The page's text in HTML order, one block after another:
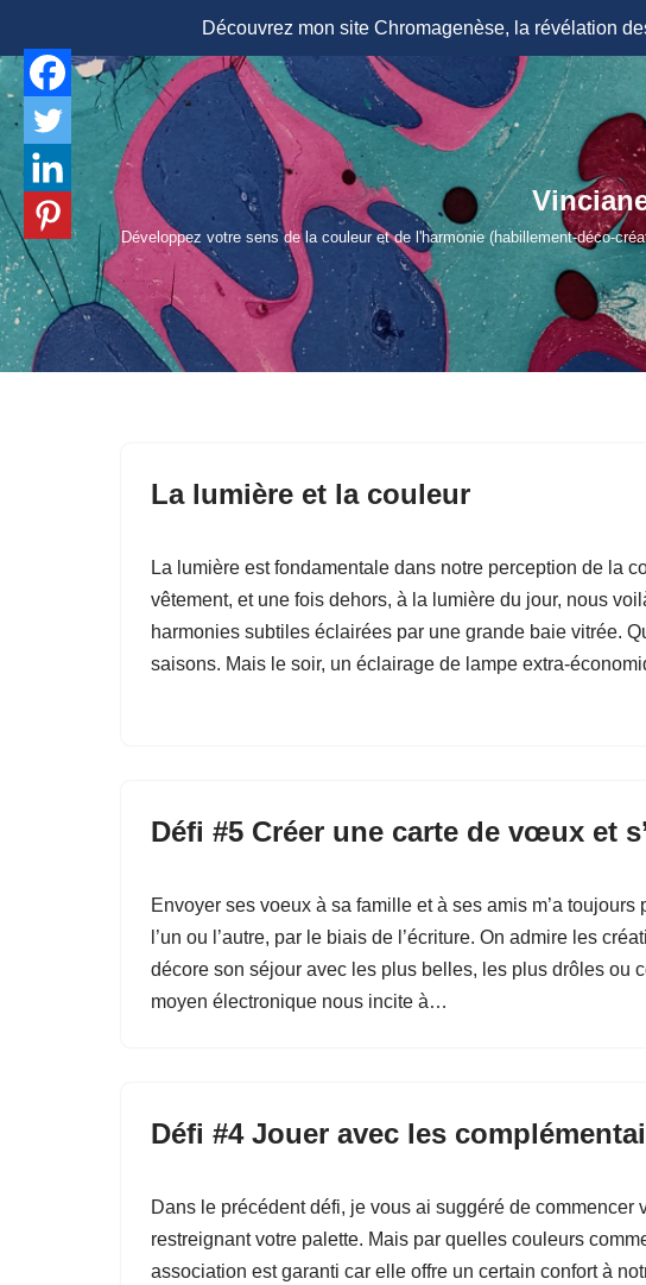
Découvrez mon site Chromagenèse, la révélation
Aller
au
contenu
Développez votre sens de la couleur et de l'harmonie (habillement-déco-
La lumière et la couleur
La lumière est fondamentale dans notre perception de la
vêtement, et une fois dehors, à la lumière du jour, nous
harmonies subtiles éclairées par une grande baie vitrée.
saisons. Mais le soir, un éclairage de lampe extra-
Défi #5 Créer une carte de vœux et
Envoyer ses voeux à sa famille et à ses amis m’a
l’un ou l’autre, par le biais de l’écriture. On admire les
décore son séjour avec les plus belles, les plus drôles ou
moyen électronique nous incite à…
Défi #4 Jouer avec les
Dans le précédent défi, je vous ai suggéré de
restreignant votre palette. Mais par quelles couleurs
association est garanti car elle offre un certain confort à